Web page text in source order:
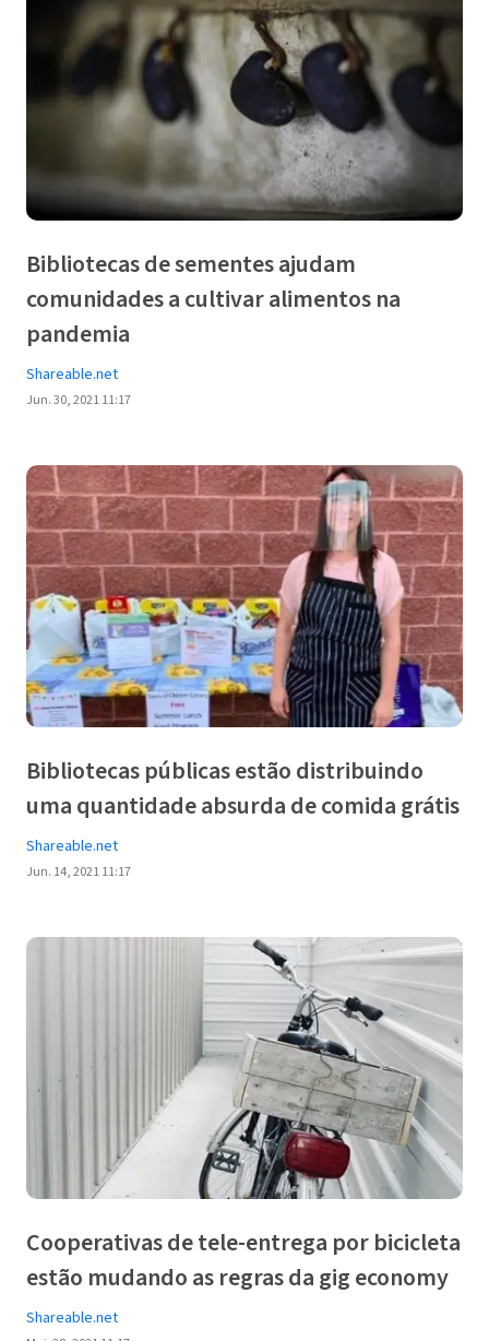
Bibliotecas de sementes ajudam
comunidades a cultivar alimentos na
pandemia
Shareable.net
Jun. 30, 2021 11:17
Bibliotecas públicas estão distribuindo
uma quantidade absurda de comida grátis
Shareable.net
Jun. 14, 2021 11:17
Cooperativas de tele-entrega por bicicleta
estão mudando as regras da gig economy
Shareable.net